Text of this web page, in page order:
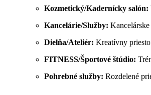
Kozmetický/Kadernícky salón:
Kancelárie/Služby:
Dielňa/Ateliér: Kreatívny
FITNESS/Športové štúdio:
Pohrebné služby: Rozdelené